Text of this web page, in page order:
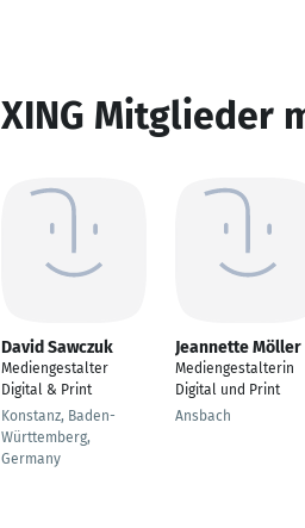
XING Mitglieder
David Sawczuk
Mediengestalter
Digital & Print
Konstanz, Baden-
Württemberg,
Germany
Jeannette Möller
Mediengestalterin
Digital und Print
Ansbach